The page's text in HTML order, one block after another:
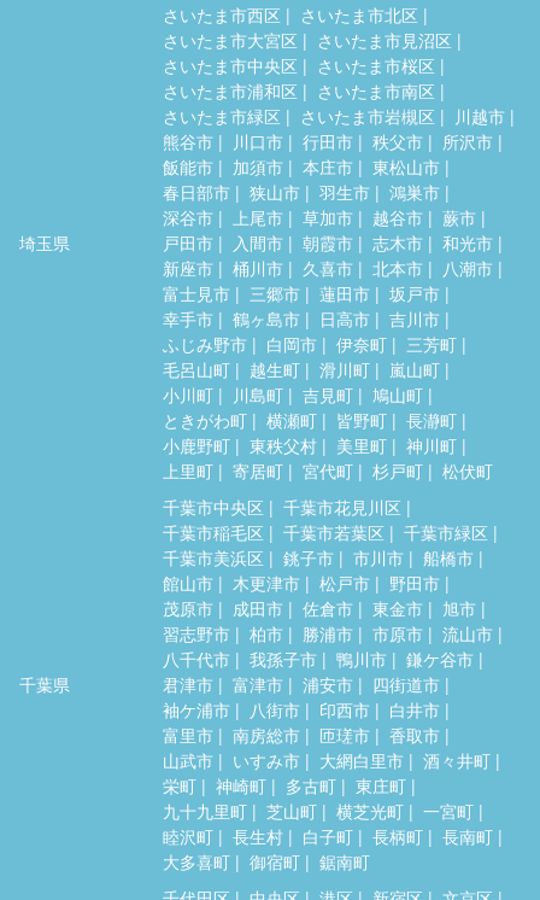
埼玉県
さいたま市西区
さいたま市北区
さいたま市大宮区
さいたま市見沼区
さいたま市中央区
さいたま市桜区
さいたま市浦和区
さいたま市南区
さいたま市緑区
さいたま市岩槻区
川越市
熊谷市
川口市 行田市 秩父市
所沢市
飯能市
加須市 本庄市
東松山市
春日部市
狭山市 羽生市
鴻巣市
深谷市
上尾市 草加市 越谷市
蕨市
戸田市
入間市 朝霞市 志木市
和光市
新座市
桶川市 久喜市 北本市
八潮市
富士見市
三郷市 蓮田市
坂戸市
幸手市
鶴ヶ島市 日高市
吉川市
ふじみ野市
白岡市 伊奈町
三芳町
毛呂山町
越生町 滑川町
嵐山町
小川町
川島町 吉見町
鳩山町
ときがわ町
横瀬町 皆野町
長瀞町
小鹿野町
東秩父村 美里町
神川町
上里町
寄居町 宮代町 杉戸町 松伏町
千葉県
千葉市中央区
千葉市花見川区
千葉市稲毛区
千葉市若葉区
千葉市緑区
千葉市美浜区
銚子市 市川市
船橋市
館山市
木更津市 松戸市
野田市
茂原市
成田市 佐倉市 東金市
旭市
習志野市
柏市 勝浦市 市原市
流山市
八千代市
我孫子市 鴨川市
鎌ケ谷市
君津市
富津市 浦安市
四街道市
袖ケ浦市
八街市 印西市
白井市
富里市
南房総市 匝瑳市
香取市
山武市
いすみ市 大網白里市
酒々井町
栄町
神崎町 多古町
東庄町
九十九里町
芝山町 横芝光町
一宮町
睦沢町
長生村 白子町 長柄町
長南町
大多喜町
御宿町
鋸南町